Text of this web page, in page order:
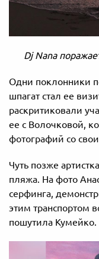
Dj Nana
Одни поклонники
шпагат стал ее
раскритиковали
ее с Волочковой,
фотографий со
Чуть позже
пляжа. На фото
серфинга,
этим транспортом
пошутила Кумейко.